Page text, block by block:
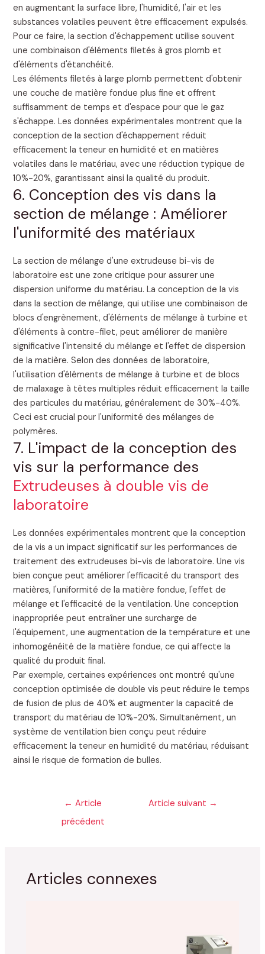
en augmentant la surface libre, l'humidité, l'air et les
substances volatiles peuvent être efficacement expulsés.
Pour ce faire, la section d'échappement utilise souvent
une combinaison d'éléments filetés à gros plomb et
d'éléments d'étanchéité.
Les éléments filetés à large plomb permettent d'obtenir
une couche de matière fondue plus fine et offrent
suffisamment de temps et d'espace pour que le gaz
s'échappe. Les données expérimentales montrent que la
conception de la section d'échappement réduit
efficacement la teneur en humidité et en matières
volatiles dans le matériau, avec une réduction typique de
10%-20%, garantissant ainsi la qualité du produit.
6. Conception des vis dans la
section de mélange : Améliorer
l'uniformité des matériaux
La section de mélange d'une extrudeuse bi-vis de
laboratoire est une zone critique pour assurer une
dispersion uniforme du matériau. La conception de la vis
dans la section de mélange, qui utilise une combinaison de
blocs d'engrènement, d'éléments de mélange à turbine et
d'éléments à contre-filet, peut améliorer de manière
significative l'intensité du mélange et l'effet de dispersion
de la matière. Selon des données de laboratoire,
l'utilisation d'éléments de mélange à turbine et de blocs
de malaxage à têtes multiples réduit efficacement la taille
des particules du matériau, généralement de 30%-40%.
Ceci est crucial pour l'uniformité des mélanges de
polymères.
7. L'impact de la conception des
vis sur la performance des
Extrudeuses à double vis de
laboratoire
Les données expérimentales montrent que la conception
de la vis a un impact significatif sur les performances de
traitement des extrudeuses bi-vis de laboratoire. Une vis
bien conçue peut améliorer l'efficacité du transport des
matières, l'uniformité de la matière fondue, l'effet de
mélange et l'efficacité de la ventilation. Une conception
inappropriée peut entraîner une surcharge de
l'équipement, une augmentation de la température et une
inhomogénéité de la matière fondue, ce qui affecte la
qualité du produit final.
Par exemple, certaines expériences ont montré qu'une
conception optimisée de double vis peut réduire le temps
de fusion de plus de 40% et augmenter la capacité de
transport du matériau de 10%-20%. Simultanément, un
système de ventilation bien conçu peut réduire
efficacement la teneur en humidité du matériau, réduisant
ainsi le risque de formation de bulles.
← Article
précédent
Article suivant →
Articles connexes